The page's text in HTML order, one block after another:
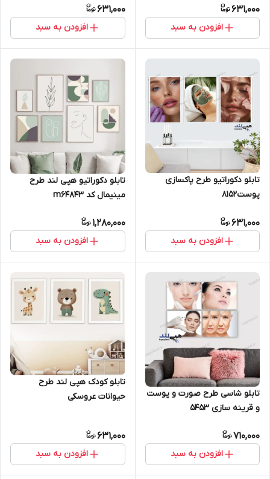
631,000
افزودن به سبد
631,000
افزودن به سبد
تابلو دکوراتیو طرح پاکسازی
پوست8152
631,000
افزودن به سبد
تابلو دکوراتیو هپی لند طرح
مینیمال کد m64843
1,280,000
افزودن به سبد
تابلو شاسی طرح صورت و پوست
و قرینه سازی 5453
710,000
افزودن به سبد
تابلو کودک هپی لند طرح
حیوانات عروسکی
631,000
افزودن به سبد